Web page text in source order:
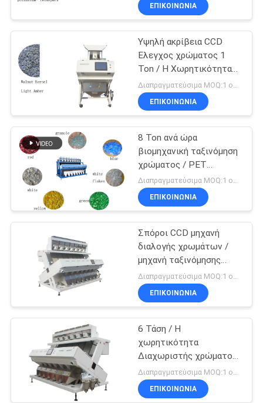
ΜΑΣ
ΕΛΆΤΕ
ΜΕ
ΕΙΔΉΣΕΙΣ
ΖΗΤΉΣΤΕ
ΈΝΑ
ΑΠΌΣΠΑΣΜΑ
SITEMAP
ΠΟΛΙΤΙΚΉ
ΜΥΣΤΙΚΌΤΗΤΑΣ
Στεγνωτήριο με
μικρά σιτάρια
Στεγνωτήρας
μεικτής ροής
34
κυκλοφορώντας
στεγνωτήρας
σιταριού
13
ΕΠΙΚΟΙΝΩΝΊΑ
Υψηλή ακρίβεια CCD
Έλεγχος χρώματος 1
Ton / H Χωρητικότητα
για φως Κεχριμπάρι μισά
Καρυδιά
ΕΠΙΚΟΙΝΩΝΊΑ
8 Ton ανά ώρα
βιομηχανική ταξινόμηση
χρώματος / PET
πλαστικών μηχανή
ταξινόμησης
Διαπραγματεύσιμα MOQ:1 ομάδα
ΕΠΙΚΟΙΝΩΝΊΑ
Σπόροι CCD μηχανή
διαλογής χρωμάτων /
μηχανή ταξινόμησης
ρυζιού με χαμηλή
μεταφορά
Διαπραγματεύσιμα MOQ:1 ομάδα
ΕΠΙΚΟΙΝΩΝΊΑ
6 Τάση / Η
χωρητικότητα
Διαχωριστής χρώματος
καλαμποκιού, CCD Sort
Rice Color με χαμηλή
μεταφορά
ΕΠΙΚΟΙΝΩΝΊΑ